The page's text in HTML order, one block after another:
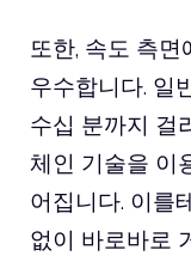
또한, 속도 측
우수합니다. 일
수십 분까지 걸
체인 기술을 이
어집니다. 이를
없이 바로바로